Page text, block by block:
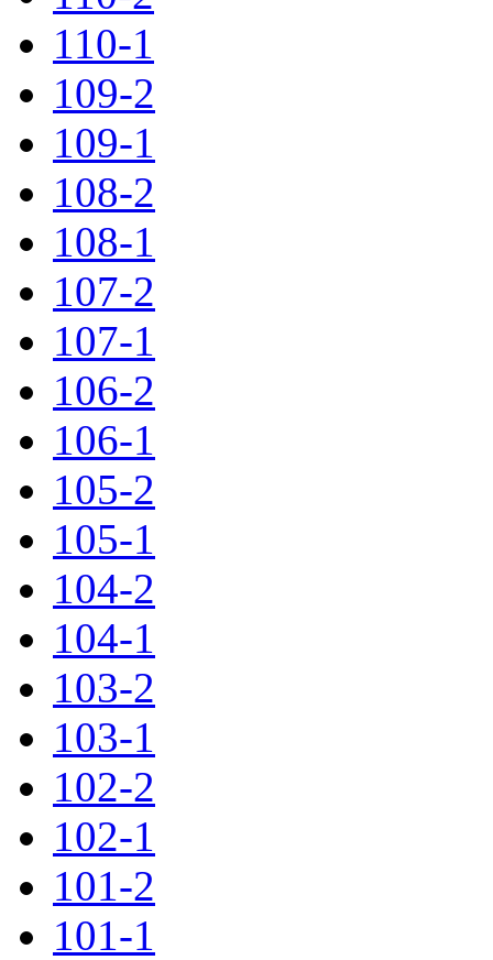
110-1
109-2
109-1
108-2
108-1
107-2
107-1
106-2
106-1
105-2
105-1
104-2
104-1
103-2
103-1
102-2
102-1
101-2
101-1